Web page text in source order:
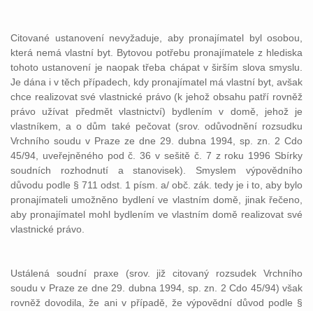
Citované ustanovení nevyžaduje, aby pronajímatel byl osobou,
která nemá vlastní byt. Bytovou potřebu pronajímatele z hlediska
tohoto ustanovení je naopak třeba chápat v širším slova smyslu.
Je dána i v těch případech, kdy pronajímatel má vlastní byt, avšak
chce realizovat své vlastnické právo (k jehož obsahu patří rovněž
právo užívat předmět vlastnictví) bydlením v domě, jehož je
vlastníkem, a o dům také pečovat (srov. odůvodnění rozsudku
Vrchního soudu v Praze ze dne 29. dubna 1994, sp. zn. 2 Cdo
45/94, uveřejněného pod č. 36 v sešitě č. 7 z roku 1996 Sbírky
soudních rozhodnutí a stanovisek). Smyslem výpovědního
důvodu podle § 711 odst. 1 písm. a/ obč. zák. tedy je i to, aby bylo
pronajímateli umožněno bydlení ve vlastním domě, jinak řečeno,
aby pronajímatel mohl bydlením ve vlastním domě realizovat své
vlastnické právo.
Ustálená soudní praxe (srov. již citovaný rozsudek Vrchního
soudu v Praze ze dne 29. dubna 1994, sp. zn. 2 Cdo 45/94) však
rovněž dovodila, že ani v případě, že výpovědní důvod podle §